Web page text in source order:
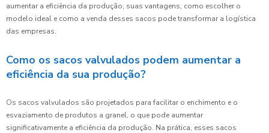
aumentar a eficiência da produção, suas vantagens, como escolher o
modelo ideal e como a venda desses sacos pode transformar a logística
das empresas.
Como os sacos valvulados podem aumentar a
eficiência da sua produção?
Os sacos valvulados são projetados para facilitar o enchimento e o
esvaziamento de produtos a granel, o que pode aumentar
significativamente a eficiência da produção. Na prática, esses sacos